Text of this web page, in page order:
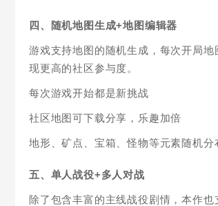
四、随机地图生成+地图编辑器
游戏支持地图的随机生成，每次开局
现更高的社区参与度。
每次游戏开始都是新挑战
社区地图可下载分享，乐趣加倍
地形、矿点、宝箱、怪物等元素随机分
五、单人战役+多人对战
除了包含丰富的主线战役剧情，本作也